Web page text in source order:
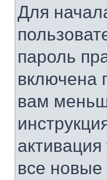
Для
пароль
включена
вам
все новые